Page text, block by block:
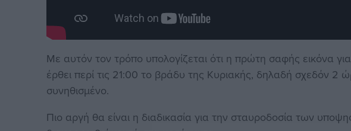
Με αυτόν τον τρόπο υπολογίζεται ότι η πρώτη σαφής εικόνα
έρθει περί τις 21:00 το βράδυ της Κυριακής, δηλαδή σχεδόν 2
συνηθισμένο.
Πιο αργή θα είναι η διαδικασία για την σταυροδοσία των